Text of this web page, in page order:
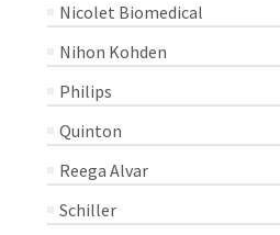
Nicolet Biomedical
Nihon Kohden
Philips
Quinton
Reega Alvar
Schiller